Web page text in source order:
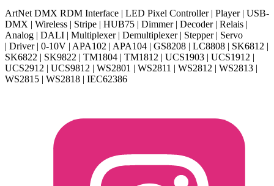
ArtNet DMX RDM Interface | LED Pixel Controller | Player | USB-
DMX | Wireless | Stripe | HUB75 | Dimmer | Decoder | Relais |
Analog | DALI | Multiplexer | Demultiplexer | Stepper | Servo
| Driver | 0-10V | APA102 | APA104 | GS8208 | LC8808 | SK6812 |
SK6822 | SK9822 | TM1804 | TM1812 | UCS1903 | UCS1912 |
UCS2912 | UCS9812 | WS2801 | WS2811 | WS2812 | WS2813 |
WS2815 | WS2818 | IEC62386